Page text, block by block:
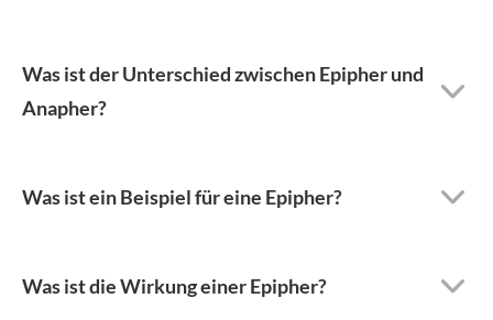
Was ist der Unterschied zwischen Epipher und
Anapher?
Was ist ein Beispiel für eine Epipher?
Was ist die Wirkung einer Epipher?